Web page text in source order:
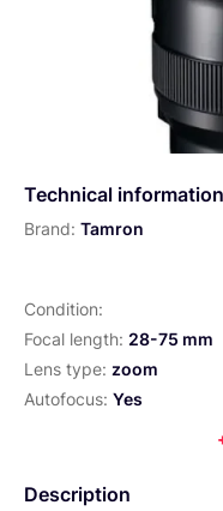
Technical information
Brand: Tamron
Condition:
Focal length: 28-75 mm
Lens type: zoom
Autofocus: Yes
Description